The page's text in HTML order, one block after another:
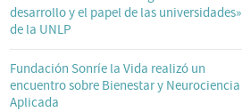
desarrollo y el papel de las universidades»
de la UNLP
Fundación Sonríe la Vida realizó un
encuentro sobre Bienestar y Neurociencia
Aplicada